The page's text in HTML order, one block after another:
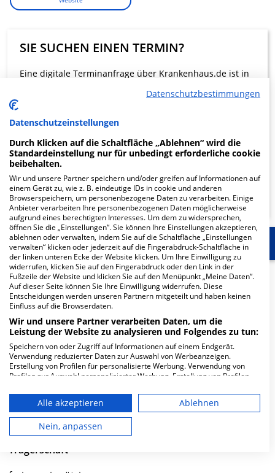
SIE SUCHEN EINEN TERMIN?
Eine digitale Terminanfrage über Krankenhaus.de ist in
Beratung und Kontakt
KLINIKEN FINDEN
Start Für die Klinik Weitere Fachabteilungen
Herzlich Willkommen
Stück Unnaer Tradition. Seit über 150 Jahren leisten wir
für die Bevölkerung in und um Unna eine qualitativ
hochwertige medizinische und pflegerische…
Weiterlesen
Besuchszeiten
0 bis 23 Uhr
Trägerschaft
Datenschutzbestimmungen
Datenschutzeinstellungen
Durch Klicken auf die Schaltfläche „Ablehnen“ wird die
Standardeinstellung nur für unbedingt erforderliche cookie
beibehalten.
Wir und unsere Partner speichern und/oder greifen auf Informationen auf
einem Gerät zu, wie z. B. eindeutige IDs in cookie und anderen
Browserspeichern, um personenbezogene Daten zu verarbeiten. Einige
Anbieter verarbeiten Ihre personenbezogenen Daten möglicherweise
aufgrund eines berechtigten Interesses. Um dem zu widersprechen,
öffnen Sie die „Einstellungen“. Sie können Ihre Einstellungen akzeptieren,
ablehnen oder verwalten, indem Sie auf die Schaltfläche „Einstellungen
verwalten“ klicken oder jederzeit auf die Fingerabdruck-Schaltfläche in
der linken unteren Ecke der Website klicken. Um Ihre Einwilligung zu
widerrufen, klicken Sie auf den Fingerabdruck oder den Link in der
Fußzeile der Website und klicken Sie auf den Menüpunkt „Meine Daten“.
Auf dieser Seite können Sie Ihre Einwilligung widerrufen. Diese
Entscheidungen werden unseren Partnern mitgeteilt und haben keinen
Einfluss auf die Browserdaten.
Wir und unsere Partner verarbeiten Daten, um die
Leistung der Website zu analysieren und Folgendes zu tun:
Speichern von oder Zugriff auf Informationen auf einem Endgerät.
Verwendung reduzierter Daten zur Auswahl von Werbeanzeigen.
Erstellung von Profilen für personalisierte Werbung. Verwendung von
Profilen zur Auswahl personalisierter Werbung. Erstellung von Profilen
personalisierter Inhalte. Messung der Werbeleistung. Messung der
Performance von Inhalten. Analyse von Zielgruppen durch Statistiken
oder Kombinationen von Daten aus verschiedenen Quellen. Entwicklung
und Verbesserung der Angebote. Verwendung reduzierter Daten zur
Auswahl von Inhalten.
die USA gesendet werden.
Alle akzeptieren
Ablehnen
Nein, anpassen